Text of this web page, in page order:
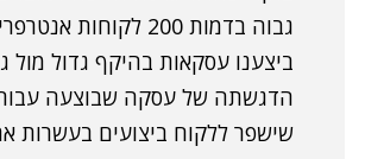
גבוה בדמות 200
ביצענו עסקאות בהיקף גדול מול
שישפר ללקוח ביצועים בעשרות